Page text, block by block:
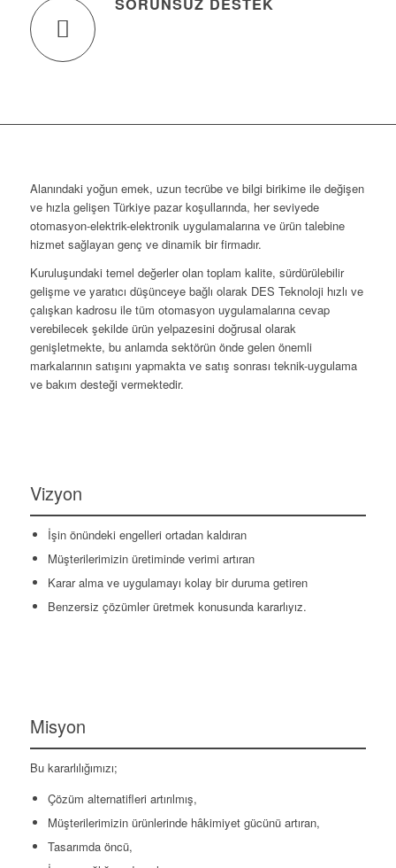
Alanındaki yoğun emek, uzun tecrübe ve bilgi birikime ile değişen
ve hızla gelişen Türkiye pazar koşullarında, her seviyede
otomasyon-elektrik-elektronik uygulamalarına ve ürün talebine
hizmet sağlayan genç ve dinamik bir firmadır.
Kuruluşundaki temel değerler olan toplam kalite, sürdürülebilir
gelişme ve yaratıcı düşünceye bağlı olarak DES Teknoloji hızlı ve
çalışkan kadrosu ile tüm otomasyon uygulamalarına cevap
verebilecek şekilde ürün yelpazesini doğrusal olarak
genişletmekte, bu anlamda sektörün önde gelen önemli
markalarının satışını yapmakta ve satış sonrası teknik-uygulama
ve bakım desteği vermektedir.
Vizyon
İşin önündeki engelleri ortadan kaldıran
Müşterilerimizin üretiminde verimi artıran
Karar alma ve uygulamayı kolay bir duruma getiren
Benzersiz çözümler üretmek konusunda kararlıyız.
Misyon
Bu kararlılığımızı;
Çözüm alternatifleri artırılmış,
Müşterilerimizin ürünlerinde hâkimiyet gücünü artıran,
Tasarımda öncü,